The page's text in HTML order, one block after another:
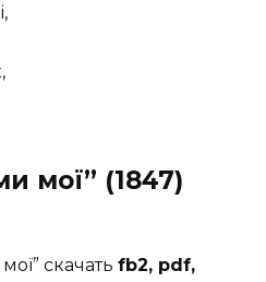
мої” (1847)
скачать fb2, pdf,